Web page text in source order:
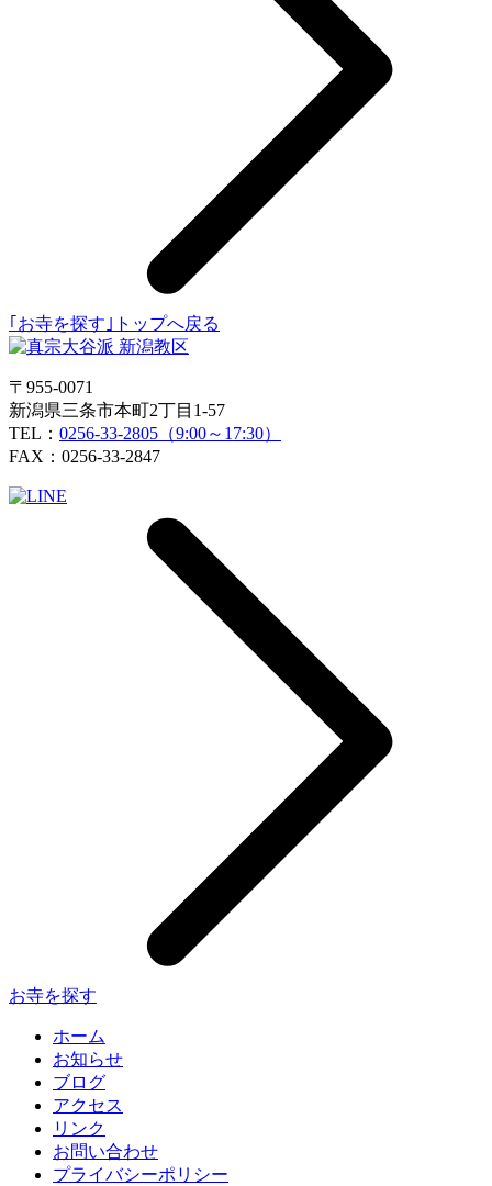
｢お寺を探す｣トップへ戻る
〒955-0071
新潟県三条市本町2丁目1-57
TEL： 0256-33-2805（9:00～17:30）
FAX：0256-33-2847
お寺を探す
ホーム
お知らせ
ブログ
アクセス
リンク
お問い合わせ
プライバシーポリシー